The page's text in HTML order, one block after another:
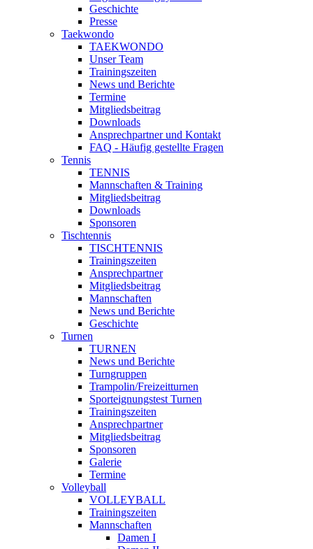
Geschichte
Presse
Taekwondo
TAEKWONDO
Unser Team
Trainingszeiten
News und Berichte
Termine
Mitgliedsbeitrag
Downloads
Ansprechpartner und Kontakt
FAQ - Häufig gestellte Fragen
Tennis
TENNIS
Mannschaften & Training
Mitgliedsbeitrag
Downloads
Sponsoren
Tischtennis
TISCHTENNIS
Trainingszeiten
Ansprechpartner
Mitgliedsbeitrag
Mannschaften
News und Berichte
Geschichte
Turnen
TURNEN
News und Berichte
Turngruppen
Trampolin/Freizeitturnen
Sporteignungstest Turnen
Trainingszeiten
Ansprechpartner
Mitgliedsbeitrag
Sponsoren
Galerie
Termine
Volleyball
VOLLEYBALL
Trainingszeiten
Mannschaften
Damen I